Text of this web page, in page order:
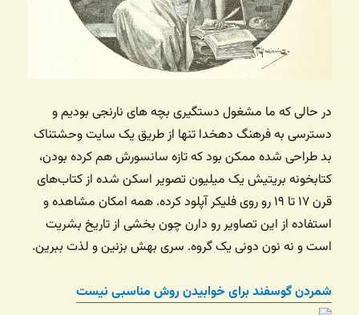
در حالی که ما مشغول دستگیری بچه های نارنجی بودیم و
دسترسی به فرهنگ دهخدا تنها از طریق یک سایت وحشتناک
بد طراحی شده ممکن بود که تازه سانسورش هم کرده بودن،
کتابخونه بریتیش یک میلیون تصویر اسکن شده از کتاب‌های
قرن ۱۷ تا ۱۹ رو روی فلیکر آپلود کرده. همه امکان مشاهده و
استفاده از این تصاویر رو دارن چون بخشی از تاریخ بشریت
است و نه نون دونی یک گروه. سری بهش بزنین و لذت ببرین.
شمردن گوسفند برای خوابیدن روش مناسبی نیست